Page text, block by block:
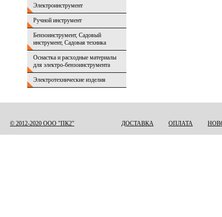
Электроинструмент
Ручной инструмент
Бензоинструмент, Садовый
инструмент, Садовая техника
Оснастка и расходные материалы
для электро-бензоинструмента
Электротехнические изделия
© 2012-2020 ООО "ПК2" ДОСТАВКА ОПЛАТА